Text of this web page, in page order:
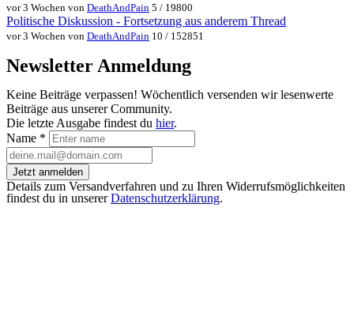
vor 3 Wochen von DeathAndPain 5 / 19800
Politische Diskussion - Fortsetzung aus anderem Thread
vor 3 Wochen von DeathAndPain 10 / 152851
Newsletter Anmeldung
Keine Beiträge verpassen! Wöchentlich versenden wir lesenwerte
Beiträge aus unserer Community.
Die letzte Ausgabe findest du hier.
Name *
Jetzt anmelden
Details zum Versandverfahren und zu Ihren Widerrufsmöglichkeiten
findest du in unsererDatenschutzerklärung.